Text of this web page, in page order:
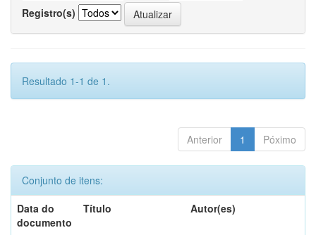
Registro(s)
Resultado 1-1 de 1.
Anterior 1 Póximo
Conjunto de itens:
Data do
documento
Título Autor(es)